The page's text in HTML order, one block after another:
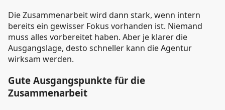
Die Zusammenarbeit wird dann stark, wenn intern
bereits ein gewisser Fokus vorhanden ist. Niemand
muss alles vorbereitet haben. Aber je klarer die
Ausgangslage, desto schneller kann die Agentur
wirksam werden.
Gute Ausgangspunkte für die
Zusammenarbeit